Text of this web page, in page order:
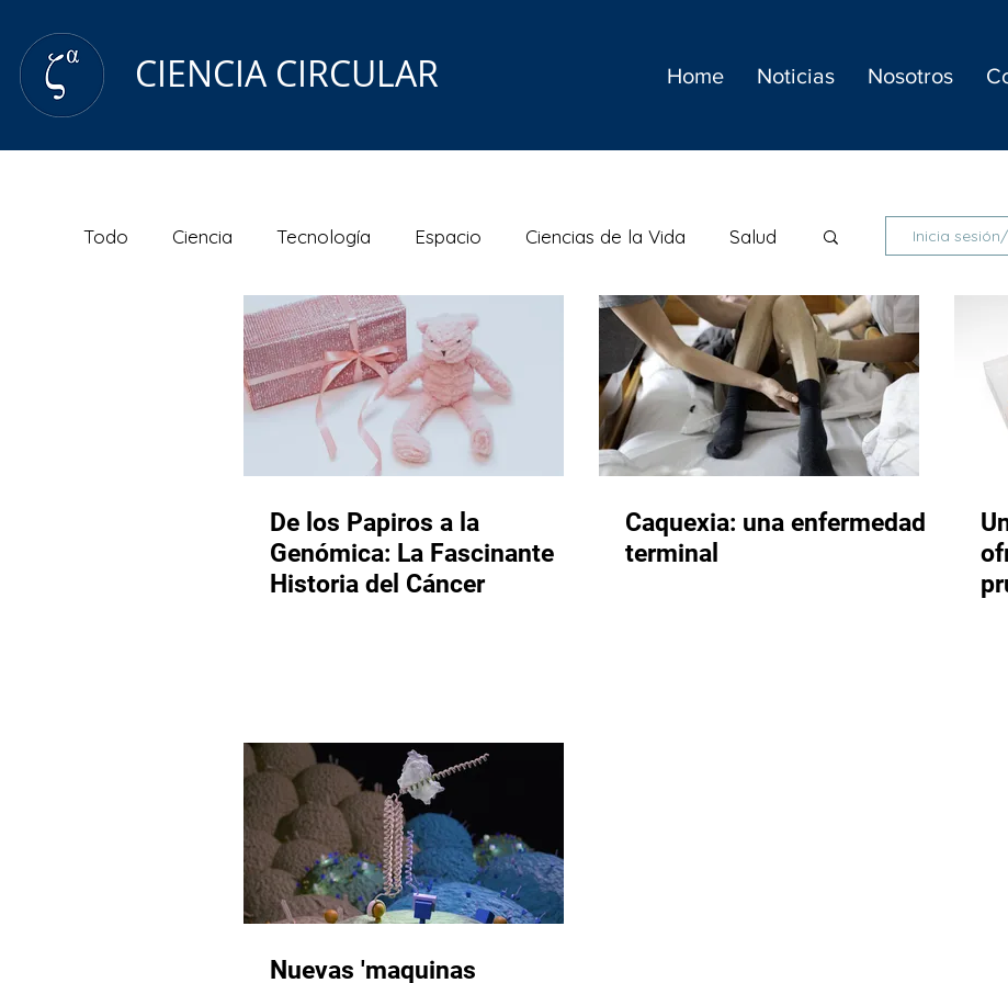
CIENCIA CIRCULAR Home Noticias Nosotros
Todo Ciencia Tecnología Espacio Ciencias de la Vida Salud
Blog Nanotecnología Medio ambiente
Inicia
De los Papiros a la
Genómica: La Fascinante
Historia del Cáncer
Caquexia: una enfermedad
terminal
Nuevas 'maquinas